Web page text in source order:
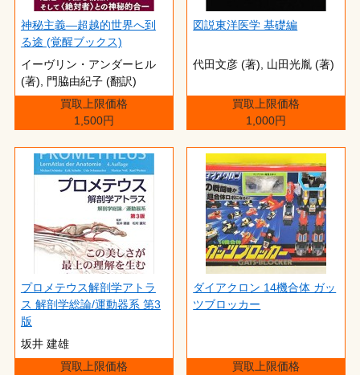
神秘主義―超越的世界へ到
る途 (覚醒ブックス)
イーヴリン・アンダーヒル
(著),‎ 門脇由紀子 (翻訳)
買取上限価格
1,500円
図説東洋医学 基礎編
代田文彦 (著),‎ 山田光胤 (著)
買取上限価格
1,000円
プロメテウス解剖学アトラ
ス 解剖学総論/運動器系 第3
版
坂井 建雄
買取上限価格
ダイアクロン 14機合体 ガッ
ツブロッカー
買取上限価格